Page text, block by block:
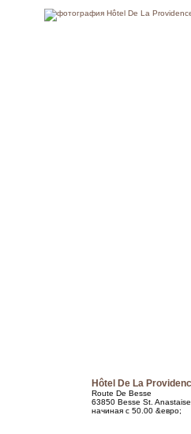
Hôtel De La
Route De Besse
63850 Besse St. Anastaise
начиная с 50.00 &евро;